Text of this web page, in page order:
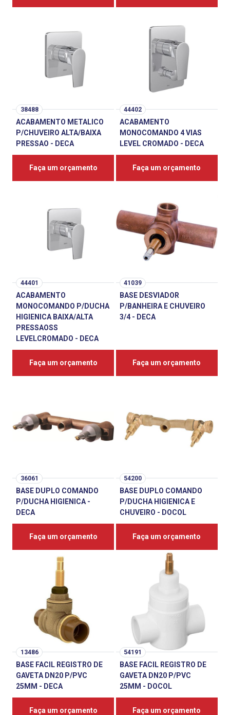
38488
ACABAMENTO METALICO
P/CHUVEIRO ALTA/BAIXA
PRESSAO - DECA
Faça um orçamento
44402
ACABAMENTO
MONOCOMANDO 4 VIAS
LEVEL CROMADO - DECA
Faça um orçamento
44401
ACABAMENTO
MONOCOMANDO P/DUCHA
HIGIENICA BAIXA/ALTA
PRESSAOSS
LEVELCROMADO - DECA
Faça um orçamento
41039
BASE DESVIADOR
P/BANHEIRA E CHUVEIRO
3/4 - DECA
Faça um orçamento
36061
BASE DUPLO COMANDO
P/DUCHA HIGIENICA -
DECA
Faça um orçamento
54200
BASE DUPLO COMANDO
P/DUCHA HIGIENICA E
CHUVEIRO - DOCOL
Faça um orçamento
13486
BASE FACIL REGISTRO DE
GAVETA DN20 P/PVC
25MM - DECA
Faça um orçamento
54191
BASE FACIL REGISTRO DE
GAVETA DN20 P/PVC
25MM - DOCOL
Faça um orçamento